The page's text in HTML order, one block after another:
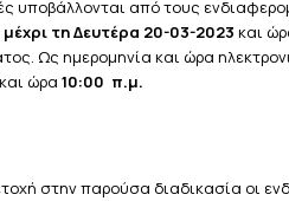
υποβάλλονται από τους
μέχρι τη Δευτέρα 20-03-2023 και
Ως ημερομηνία και ώρα
και ώρα 10:00 π.μ.
στην παρούσα διαδικασία οι